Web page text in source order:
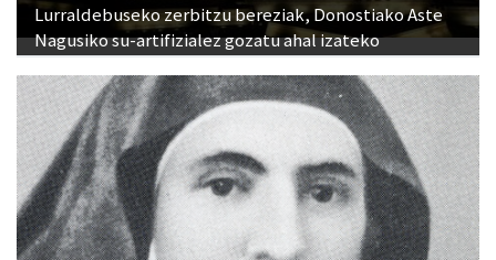
Lurraldebuseko zerbitzu bereziak, Donostiako Aste
Nagusiko su-artifizialez gozatu ahal izateko